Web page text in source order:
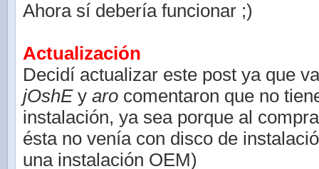
Ahora sí debería funcionar ;)
Actualización
Decidí actualizar este post ya que
jOshEy aro comentaron que no
instalación, ya sea porque al
ésta no venía con disco de
una instalación OEM)